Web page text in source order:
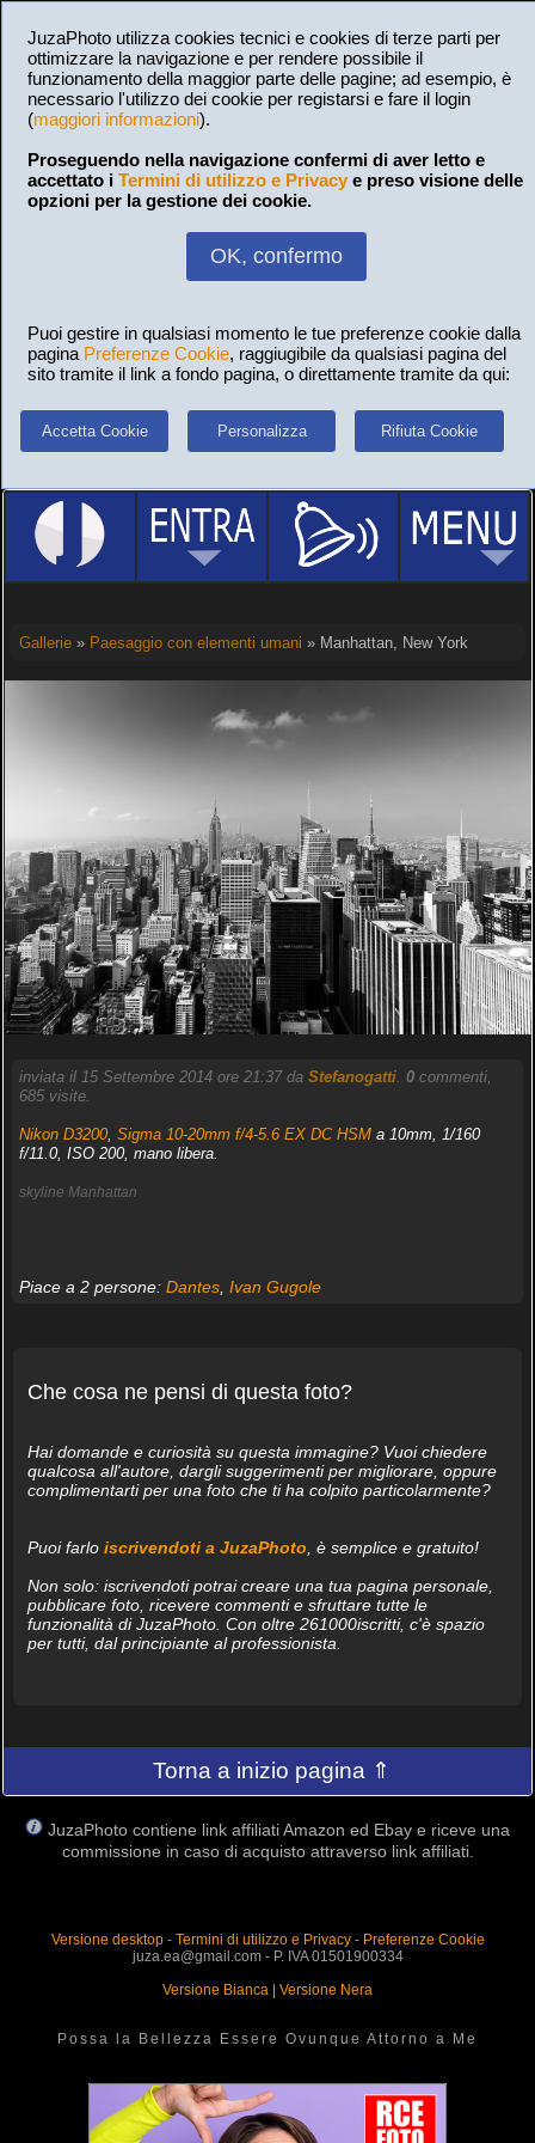
JuzaPhoto utilizza cookies tecnici e cookies di terze parti per
ottimizzare la navigazione e per rendere possibile il
funzionamento della maggior parte delle pagine; ad esempio, è
necessario l'utilizzo dei cookie per registarsi e fare il login
(maggiori informazioni).
Proseguendo nella navigazione confermi di aver letto e
accettato i Termini di utilizzo e Privacy e preso visione delle
opzioni per la gestione dei cookie.
OK, confermo
Puoi gestire in qualsiasi momento le tue preferenze cookie dalla
pagina Preferenze Cookie, raggiugibile da qualsiasi pagina del
sito tramite il link a fondo pagina, o direttamente tramite da qui:
Accetta Cookie Personalizza Rifiuta Cookie
Gallerie» Paesaggio con elementi umani » Manhattan, New York
inviata il 15 Settembre 2014 ore 21:37 da Stefanogatti. 0commenti,
685 visite.
Nikon D3200, Sigma 10-20mm f/4-5.6 EX DC HSMa 10mm, 1/160
f/11.0, ISO 200, mano libera.
skyline Manhattan
Piace a 2 persone: Dantes, Ivan Gugole
Che cosa ne pensi di questa foto?
Hai domande e curiosità su questa immagine? Vuoi chiedere
qualcosa all'autore, dargli suggerimenti per migliorare, oppure
complimentarti per una foto che ti ha colpito particolarmente?
Puoi farlo iscrivendoti a JuzaPhoto , è semplice e gratuito!
Non solo: iscrivendoti potrai creare una tua pagina personale,
pubblicare foto, ricevere commenti e sfruttare tutte le
funzionalità di JuzaPhoto. Con oltre 261000iscritti, c'è spazio
per tutti, dal principiante al professionista.
Torna a inizio pagina ⇑
JuzaPhoto contiene link affiliati Amazon ed Ebay e riceve una
commissione in caso di acquisto attraverso link affiliati.
Versione desktop- Termini di utilizzo e Privacy- Preferenze Cookie
juza.ea@gmail.com - P. IVA 01501900334
Versione Bianca | Versione Nera
Possa la Bellezza Essere Ovunque Attorno a Me